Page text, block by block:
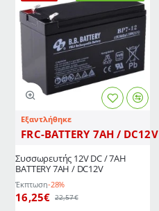
Εξαντλήθηκε
FRC-BATTERY 7AH / DC12V
Συσσωρευτής 12V DC / 7AH
BATTERY 7AH / DC12V
Έκπτωση-28%
16,25€ 22,57€